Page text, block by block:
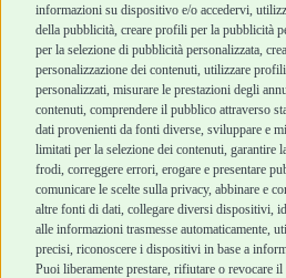
informazioni su dispositivo e/o accedervi,
della pubblicità, creare profili per la pubblicità
per la selezione di pubblicità personalizzata,
personalizzazione dei contenuti, utilizzare
personalizzati, misurare le prestazioni degli
contenuti, comprendere il pubblico attraverso
dati provenienti da fonti diverse, sviluppare e
limitati per la selezione dei contenuti, garantire
frodi, correggere errori, erogare e presentare
comunicare le scelte sulla privacy, abbinare e
altre fonti di dati, collegare diversi dispositivi,
alle informazioni trasmesse automaticamente,
precisi, riconoscere i dispositivi in base a
Puoi liberamente prestare, rifiutare o revocare
Robinson Pet Shop
Chi siamo
Punti vendita
Marchi
Blog
Assistenza Robinson
Pet Shop
Offerte
Promozioni
Recensioni Feedaty